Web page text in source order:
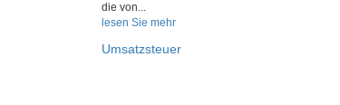
die von...
lesen Sie mehr
Umsatzsteuer